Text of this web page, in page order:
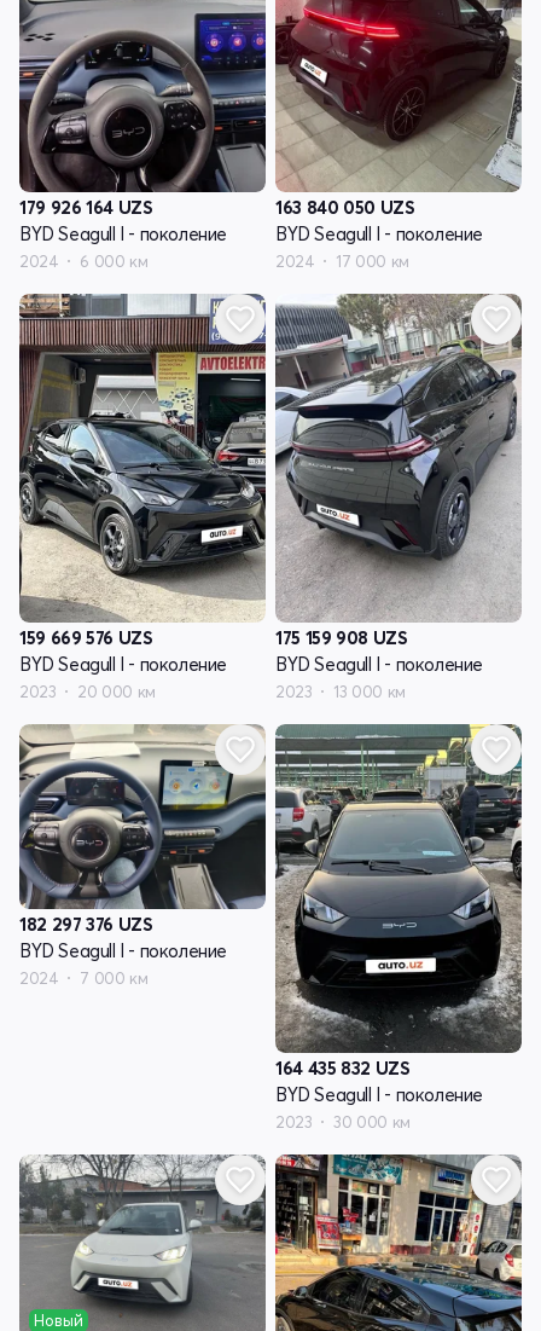
179 926 164 UZS
BYD Seagull I - поколение
2024 6 000 км
163 840 050 UZS
BYD Seagull I - поколение
2024 17 000 км
159 669 576 UZS
BYD Seagull I - поколение
2023 20 000 км
175 159 908 UZS
BYD Seagull I - поколение
2023 13 000 км
182 297 376 UZS
BYD Seagull I - поколение
2024 7 000 км
164 435 832 UZS
BYD Seagull I - поколение
2023 30 000 км
Новый